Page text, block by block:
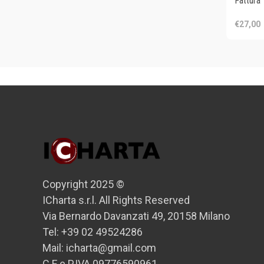
€27,00
Copyright 2025 ©
ICharta s.r.l. All Rights Reserved
Via Bernardo Davanzati 49, 20158 Milano
Tel: +39 02 49524286
Mail: icharta@gmail.com